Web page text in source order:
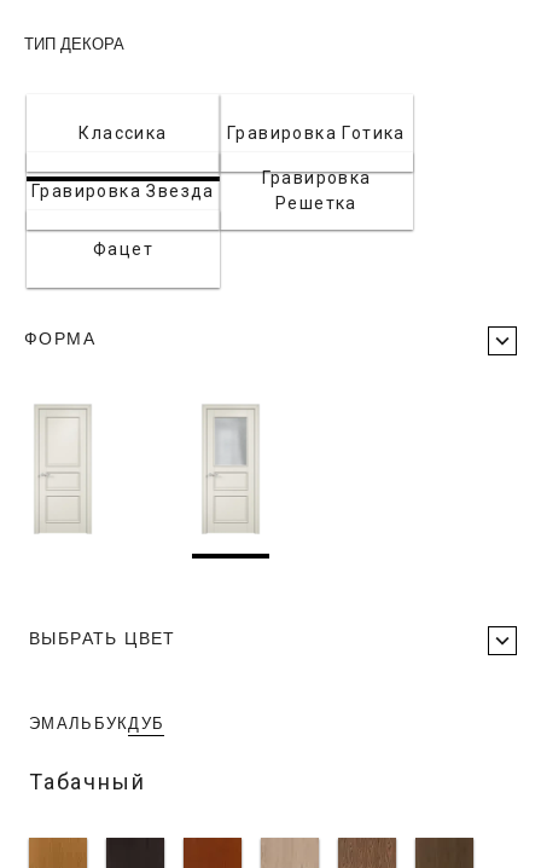
ТИП ДЕКОРА
Классика Гравировка Готика
Гравировка Звезда
Гравировка
Решетка
Фацет
ФОРМА
ВЫБРАТЬ ЦВЕТ
ЭМАЛЬ БУК ДУБ
Табачный